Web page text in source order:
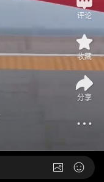
评论
收藏
分享